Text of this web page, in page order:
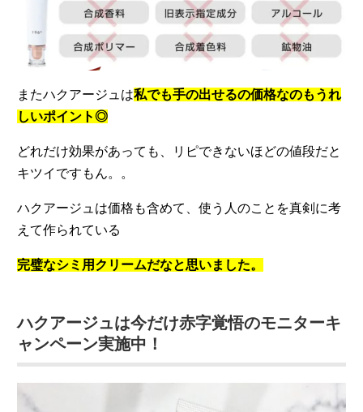
またハクアージュは私でも手の出せるの価格なのもうれ
しいポイント◎
どれだけ効果があっても、リピできないほどの値段だと
キツイですもん。。
ハクアージュは価格も含めて、使う人のことを真剣に考
えて作られている
完璧なシミ用クリームだなと思いました。
ハクアージュは今だけ赤字覚悟のモニターキ
ャンペーン実施中！